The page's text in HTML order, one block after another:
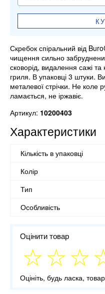
Скребок спіральний від
чищення сильно
сковорід, видалення сажі
гриля. В упаковці 3 штуки.
металевої стрічки. Не коле
ламається, не іржавіє.
Артикул: 10200403
Характеристики
Кількість в упаковці
Колір
Тип
Особливість
Оцінити товар
Оцініть, будь ласка, товар